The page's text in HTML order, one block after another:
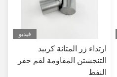
فيديو
ارتداء زر المتانة كربيد
التنجستن المقاومة لقم حفر
النفط